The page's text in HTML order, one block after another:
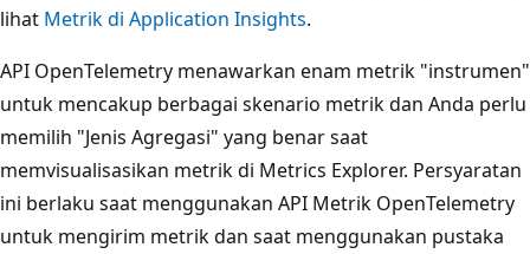
lihat Metrik di Application Insights.
API OpenTelemetry menawarkan enam metrik "instrumen"
untuk mencakup berbagai skenario metrik dan Anda perlu
memilih "Jenis Agregasi" yang benar saat
memvisualisasikan metrik di Metrics Explorer. Persyaratan
ini berlaku saat menggunakan API Metrik OpenTelemetry
untuk mengirim metrik dan saat menggunakan pustaka